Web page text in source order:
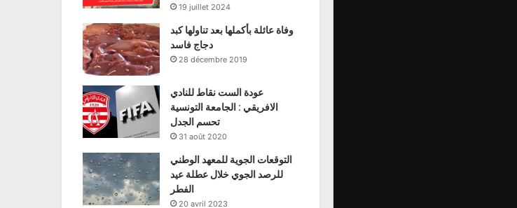
19 juillet 2024
وفاة عائلة بأكملها بعد تناولها كبد
دجاج فاسد
28 décembre 2019
عودة الست نقاط للنادي
الافريقي : الجامعة التونسية
تحسم الجدل
31 août 2020
التوقعات الجوية للمعهد الوطني
للرصد الجوي خلال عطلة عيد
الفطر
20 avril 2023